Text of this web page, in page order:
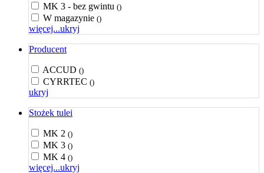
MK 3 - bez gwintu ()
W magazynie ()
więcej...ukryj
Producent
ACCUD ()
CYRRTEC ()
ukryj
Stożek tulei
MK 2 ()
MK 3 ()
MK 4 ()
więcej...ukryj